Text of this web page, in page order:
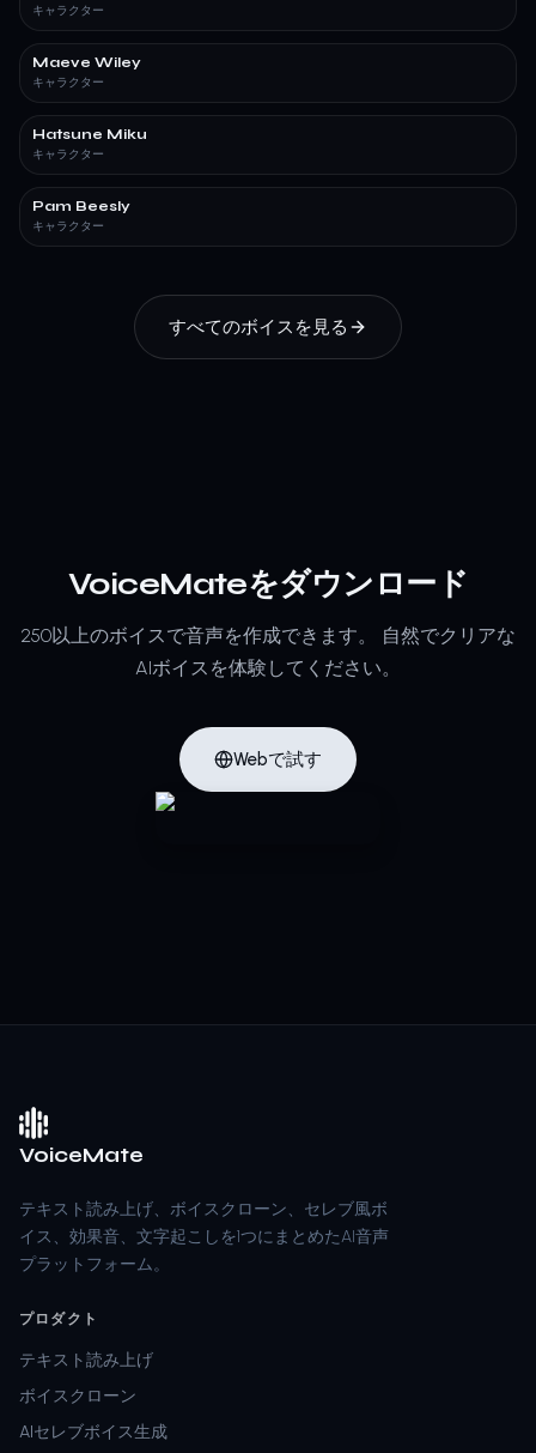
キャラクター
Maeve Wiley
キャラクター
Hatsune Miku
キャラクター
Pam Beesly
キャラクター
すべてのボイスを見る
VoiceMateをダウンロード
250以上のボイスで音声を作成できます。
自然でクリアな
AIボイスを体験してください。
Webで試す
VoiceMate
テキスト読み上げ、ボイスクローン、セレブ風ボ
イス、効果音、文字起こしを1つにまとめたAI音声
プラットフォーム。
プロダクト
テキスト読み上げ
ボイスクローン
AIセレブボイス生成